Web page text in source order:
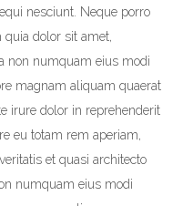
nesciunt. Neque porro
dolor sit amet,
non numquam eius modi
magnam aliquam quaerat
irure dolor in reprehenderit
eu totam rem aperiam,
et quasi architecto
numquam eius modi